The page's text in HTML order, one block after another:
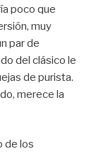
poco que
muy
par de
del clásico le
de purista.
merece la
de los